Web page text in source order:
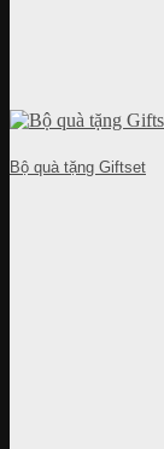
Bộ quà tặng Giftset